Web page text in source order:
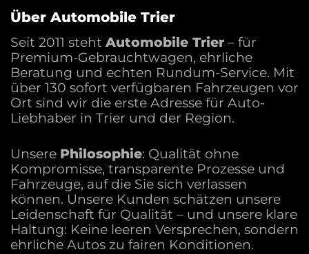
Über Automobile Trier
Seit 2011 steht Automobile Trier – für
Premium-Gebrauchtwagen, ehrliche
Beratung und echten Rundum-Service. Mit
über 130 sofort verfügbaren Fahrzeugen vor
Ort sind wir die erste Adresse für Auto-
Liebhaber in Trier und der Region.
Unsere Philosophie: Qualität ohne
Kompromisse, transparente Prozesse und
Fahrzeuge, auf die Sie sich verlassen
können. Unsere Kunden schätzen unsere
Leidenschaft für Qualität – und unsere klare
Haltung: Keine leeren Versprechen, sondern
ehrliche Autos zu fairen Konditionen.